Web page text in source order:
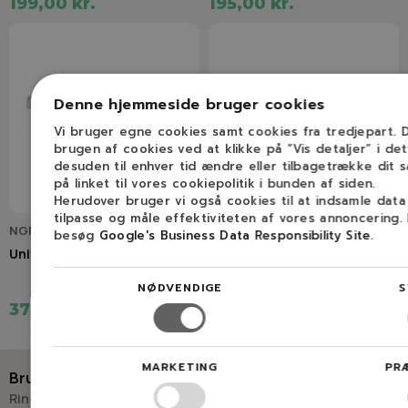
NGP2505022
Universal benzinfilter
37,50 kr.
NGP691035
Brug for hjælp?
Ring eller skriv til Savdoktoren
Denne hjemmeside bruger cookies
Vi bruger egne cookies samt cookies fra tredjepart.
brugen af cookies ved at klikke på ”Vis detaljer” i
desuden til enhver tid ændre eller tilbagetrække dit
på linket til vores cookiepolitik i bunden af siden.
Herudover bruger vi også cookies til at indsamle
tilpasse og måle effektiviteten af vores annoncering.
besøg Google's Business Data Responsibility Site.
NØDVENDIGE
MARKETING